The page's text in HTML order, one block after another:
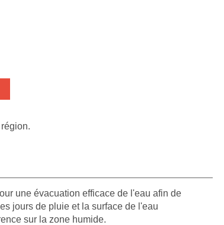
une évacuation efficace de l'eau afin de
jours de pluie et la surface de l'eau
sur la zone humide.